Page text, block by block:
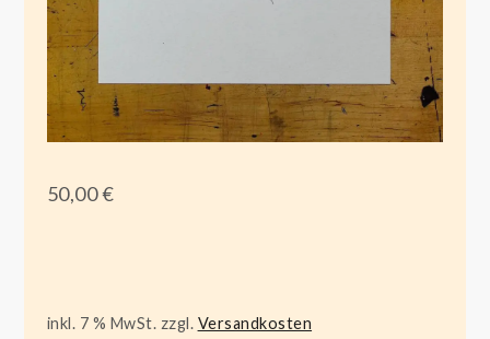
50,00€
inkl. 7 % MwSt. zzgl. Versandkosten